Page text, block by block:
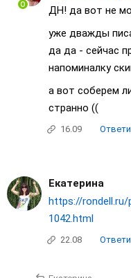
ДН! да вот не
уже дважды
да да - сейчас
напоминалку
а вот соберем
странно ((
16.09
Екатерина
https://
1042.html
22.08